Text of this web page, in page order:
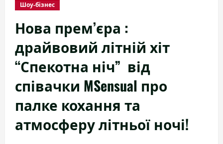
Шоу-бізнес
Нова прем’єра :
драйвовий літній хіт
“Спекотна ніч” від
співачки MSensual про
палке кохання та
атмосферу літньої ночі!